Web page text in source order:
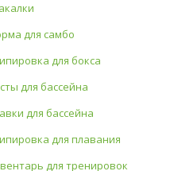
для самбо
для бокса
для бассейна
для бассейна
для плавания
для тренировок